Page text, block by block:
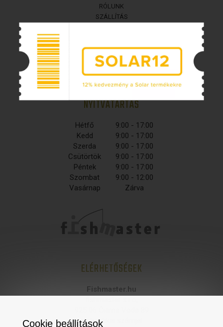
RÓLUNK
SZÁLLÍTÁS
BEJELENTKEZÉS
COOKIES
NYITVATARTÁS
Hétfő
9:00 - 17:00
Kedd
9:00 - 17:00
Szerda
9:00 - 17:00
Csütörtök
9:00 - 17:00
Péntek
9:00 - 17:00
Szombat
9:00 - 12:00
Vasárnap
Zárva
ELÉRHETŐSÉGEK
Fishmaster.hu
statisztikai számjel:
Cookie beállítások